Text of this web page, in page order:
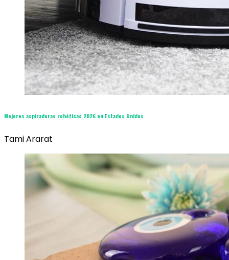
Mejores aspiradoras robóticas 2026 en Estados Unidos
Tami Ararat